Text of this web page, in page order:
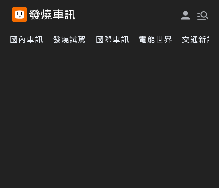
國內車訊 發燒試駕 國際車訊 電能世界 交通新訊